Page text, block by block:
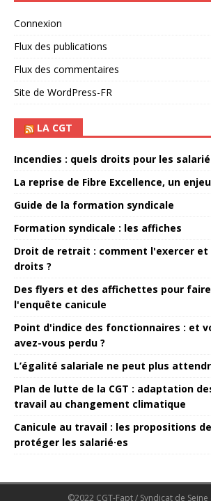
Connexion
Flux des publications
Flux des commentaires
Site de WordPress-FR
LA CGT
Incendies : quels droits pour les
La reprise de Fibre Excellence, un
Guide de la formation syndicale
Formation syndicale : les affiches
Droit de retrait : comment l'exercer et
droits ?
Des flyers et des affichettes pour
l'enquête canicule
Point d'indice des fonctionnaires : et
avez-vous perdu ?
L’égalité salariale ne peut plus
Plan de lutte de la CGT : adaptation
travail au changement climatique
Canicule au travail : les propositions
protéger les salarié·es
©2022 CGT-Fapt / Syndicat de Seine